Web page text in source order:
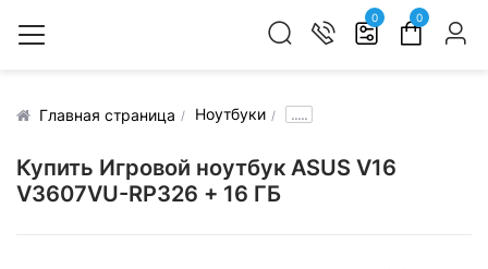
0 0
Главная страница Ноутбуки .....
Купить Игровой ноутбук ASUS V16
V3607VU-RP326 + 16 ГБ